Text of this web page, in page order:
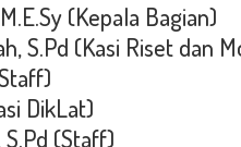
(Kepala Bagian)
S.Pd (Kasi Riset dan
DikLat)
(Staff)